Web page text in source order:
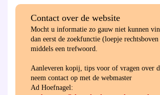
Contact over de website
Mocht u informatie zo gauw niet kunnen
dan eerst de zoekfunctie (loepje
middels een trefwoord.
Aanleveren kopij, tips voor of vragen over
neem contact op met de webmaster
Ad Hoefnagel: